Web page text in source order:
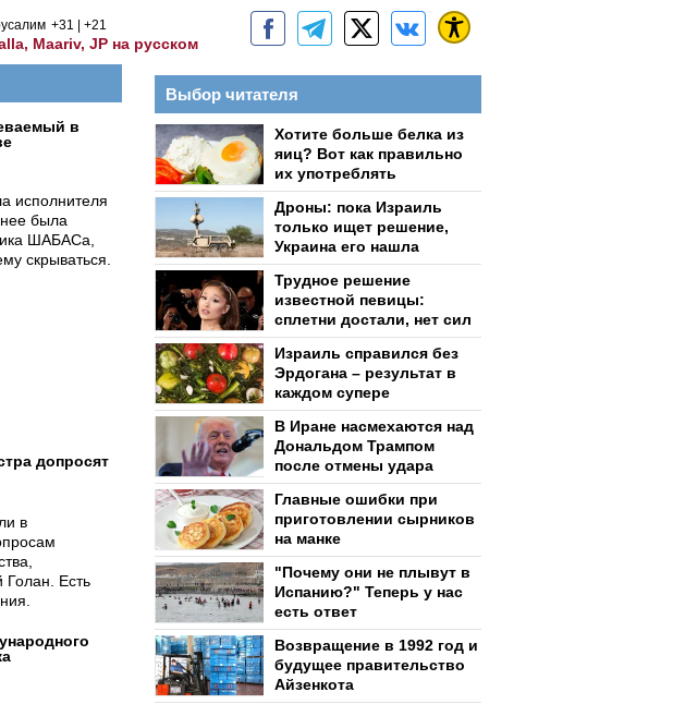
+31 +21
Maariv, JP на русском
в
исполнителя
была
ШАБАСа,
скрываться.
допросят
в
Голан. Есть
Выбор читателя
Хотите больше белка из
яиц? Вот как правильно
их употреблять
Дроны: пока Израиль
только ищет решение,
Украина его нашла
Трудное решение
известной певицы:
сплетни достали, нет сил
Израиль справился без
Эрдогана – результат в
каждом супере
В Иране насмехаются над
Дональдом Трампом
после отмены удара
Главные ошибки при
приготовлении сырников
на манке
"Почему они не плывут в
Испанию?" Теперь у нас
есть ответ
Возвращение в 1992 год и
будущее правительство
Айзенкота